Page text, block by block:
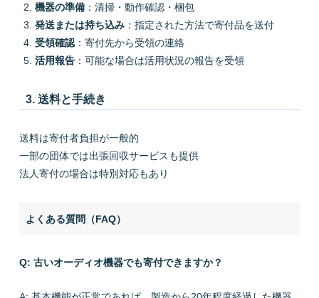
機器の準備 ：清掃・動作確認・梱包
発送または持ち込み ：指定された方法で寄付品を送付
受領確認 ：寄付先から受領の連絡
活用報告 ：可能な場合は活用状況の報告を受領
3. 送料と手続き
送料は寄付者負担が一般的
一部の団体では出張回収サービスも提供
法人寄付の場合は特別対応もあり
よくある質問（FAQ）
Q: 古いオーディオ機器でも寄付できますか？